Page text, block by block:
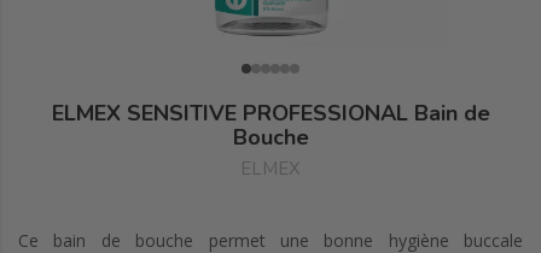
ELMEX SENSITIVE PROFESSIONAL Bain de
Bouche
ELMEX
Ce bain de bouche permet une bonne hygiène buccale